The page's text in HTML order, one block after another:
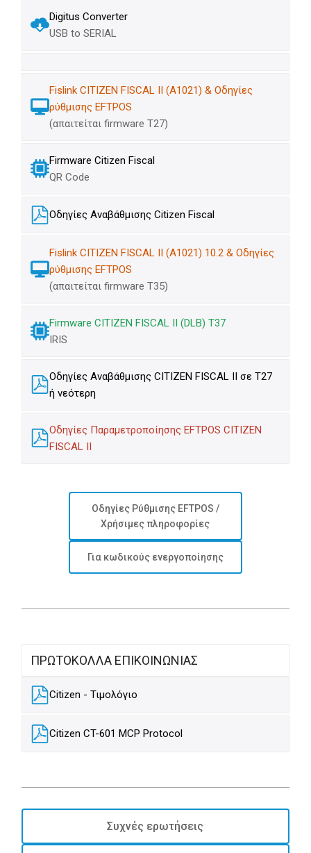
Digitus Converter
USB to SERIAL
Fislink CITIZEN FISCAL II (A1021) & Οδηγίες
ρύθμισης EFTPOS
(απαιτείται firmware Τ27)
Firmware Citizen Fiscal
QR Code
Οδηγίες Αναβάθμισης Citizen Fiscal
Fislink CITIZEN FISCAL II (A1021) 10.2 & Οδηγίες
ρύθμισης EFTPOS
(απαιτείται firmware Τ35)
Firmware CITIZEN FISCAL II (DLB) T37
IRIS
Οδηγίες Αναβάθμισης CITIZEN FISCAL II σε Τ27
ή νεότερη
Οδηγίες Παραμετροποίησης EFTPOS CITIZEN
FISCAL II
Οδηγίες Ρύθμισης EFTPOS /
Χρήσιμες πληροφορίες​
Για κωδικoύς ενεργοποίησης
ΠΡΩΤΟΚΟΛΛΑ ΕΠΙΚΟΙΝΩΝΙΑΣ
Citizen - Τιμολόγιο
Citizen CT-601 MCP Protocol
Συχνές ερωτήσεις